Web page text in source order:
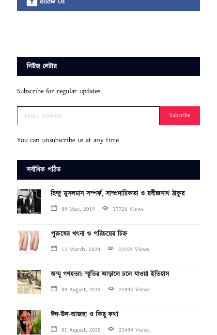
নিউজ লেটার
Subscribe for regular updates.
Subcribe
You can unsubscribe us at any time
সর্বাধিক পঠিত
হিন্দু মুসলমান সম্পর্ক, সাম্প্রদায়িকতা ও রবীন্দ্রনাথ ঠাকুর
09 May, 2019 37726 Views
পুরুষের খৎনা ও পরিচয়ের চিহ্ন
13 March, 2020 33595 Views
জম্মু গণহত্যা: স্মৃতির আড়ালে চলে যাওয়া ইতিহাস
09 August, 2019 25993 Views
ঈদ-উল-আজহা ও কিছু কথা
01 August, 2020 23499 Views